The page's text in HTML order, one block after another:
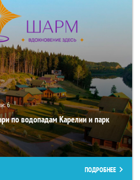
6
по водопадам Карелии и парк
ПОДРОБНЕЕ